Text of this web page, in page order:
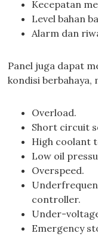
Kecepatan
Level bahan
Alarm dan
Panel juga dapat
kondisi berbahaya,
Overload.
Short circuit
High coolant
Low oil
Overspeed.
controller.
Under-
Emergency